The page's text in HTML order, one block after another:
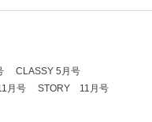
CLASSY 5月号
月号
STORY 11月号